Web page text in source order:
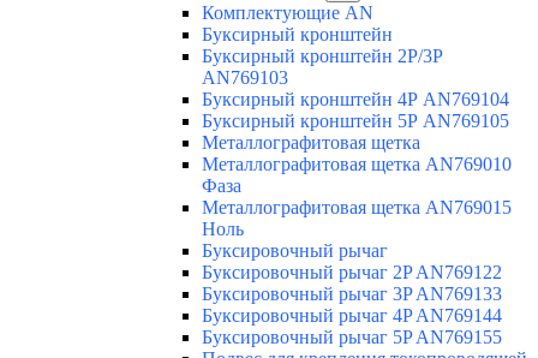
Комплектующие AN
Буксирный кронштейн
Буксирный кронштейн 2Р/3Р
AN769103
Буксирный кронштейн 4Р AN769104
Буксирный кронштейн 5Р AN769105
Металлографитовая щетка
Металлографитовая щетка AN769010
Фаза
Металлографитовая щетка AN769015
Ноль
Буксировочный рычаг
Буксировочный рычаг 2P AN769122
Буксировочный рычаг 3P AN769133
Буксировочный рычаг 4P AN769144
Буксировочный рычаг 5P AN769155